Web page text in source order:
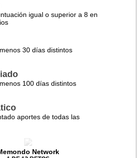
igual o superior a 8 en
30 días distintos
100 días distintos
aportes de todas las
Network